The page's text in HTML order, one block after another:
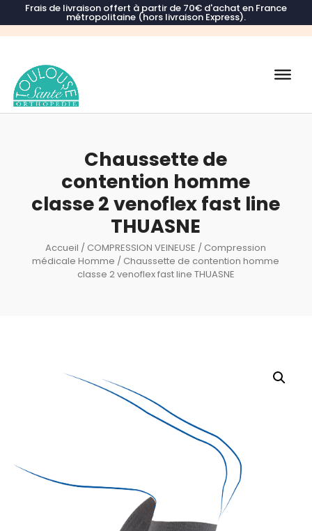
Frais de livraison offert à partir de 70€ d'achat en France
métropolitaine (hors livraison Express).
Recherche
Chaussette de
contention homme
classe 2 venoflex fast line
THUASNE
Accueil / COMPRESSION VEINEUSE / Compression
médicale Homme / Chaussette de contention homme
classe 2 venoflex fast line THUASNE